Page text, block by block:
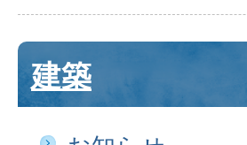
建築